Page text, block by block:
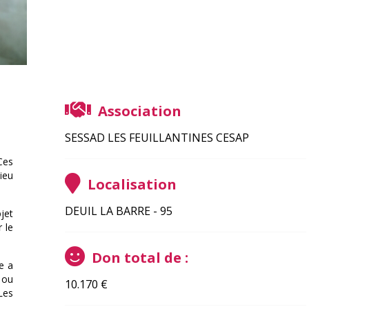
le
a
Association
SESSAD LES FEUILLANTINES CESAP
Localisation
DEUIL LA BARRE - 95
Don total de :
10.170 €